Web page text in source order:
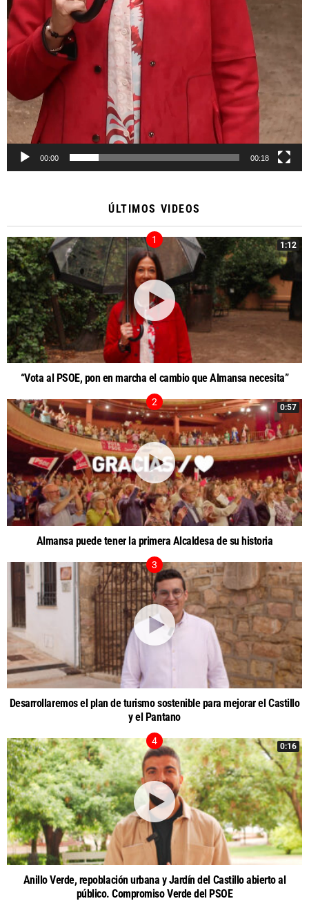
00:00 00:18
ÚLTIMOS VIDEOS
1:12
“Vota al PSOE, pon en marcha el cambio que Almansa necesita”
0:57
Almansa puede tener la primera Alcaldesa de su historia
Desarrollaremos el plan de turismo sostenible para mejorar el Castillo
y el Pantano
0:16
Anillo Verde, repoblación urbana y Jardín del Castillo abierto al
público. Compromiso Verde del PSOE